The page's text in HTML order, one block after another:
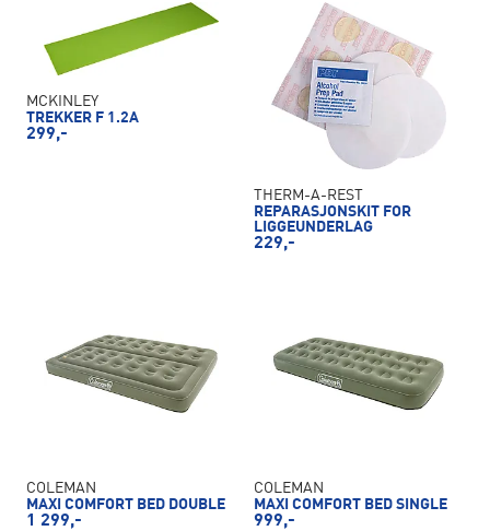
MCKINLEY
TREKKER F 1.2A
299,-
THERM-A-REST
REPARASJONSKIT FOR
LIGGEUNDERLAG
229,-
COLEMAN
MAXI COMFORT BED DOUBLE
1 299,-
COLEMAN
MAXI COMFORT BED SINGLE
999,-